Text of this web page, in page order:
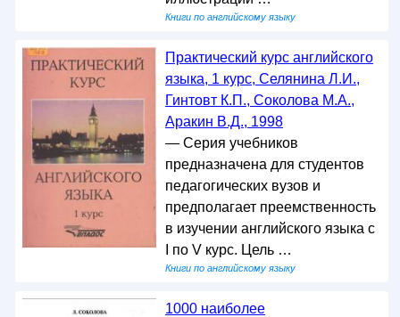
Книги по английскому языку
Практический курс английского
языка, 1 курс, Селянина Л.И.,
Гинтовт К.П., Соколова М.А.,
Аракин В.Д., 1998
— Серия учебников
предназначена для студентов
педагогических вузов и
предполагает преемственность
в изучении английского языка с
I по V курс. Цель …
Книги по английскому языку
1000 наиболее